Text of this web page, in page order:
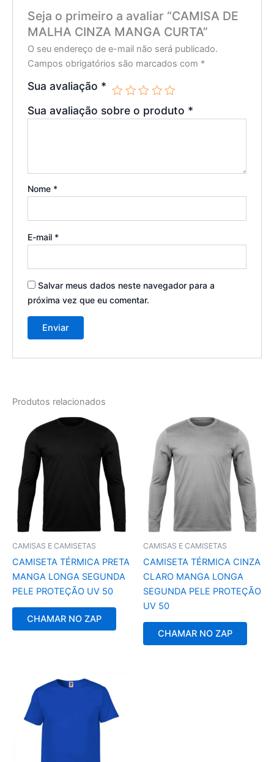
Seja o primeiro a avaliar “CAMISA DE
MALHA CINZA MANGA CURTA”
O seu endereço de e-mail não será publicado.
Campos obrigatórios são marcados com *
Sua avaliação *
Sua avaliação sobre o produto *
Nome *
E-mail *
Salvar meus dados neste navegador para a
próxima vez que eu comentar.
Produtos relacionados
CAMISAS E CAMISETAS
CAMISETA TÉRMICA PRETA
MANGA LONGA SEGUNDA
PELE PROTEÇÃO UV 50
CHAMAR NO ZAP
CAMISAS E CAMISETAS
CAMISETA TÉRMICA CINZA
CLARO MANGA LONGA
SEGUNDA PELE PROTEÇÃO
UV 50
CHAMAR NO ZAP